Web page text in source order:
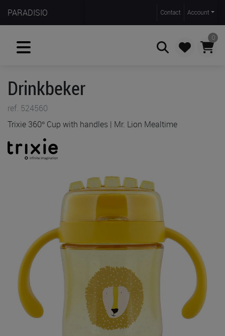
PARADISIO Contact Account
0
Drinkbeker
ref. 524560
Trixie 360° Cup with handles | Mr. Lion Mealtime